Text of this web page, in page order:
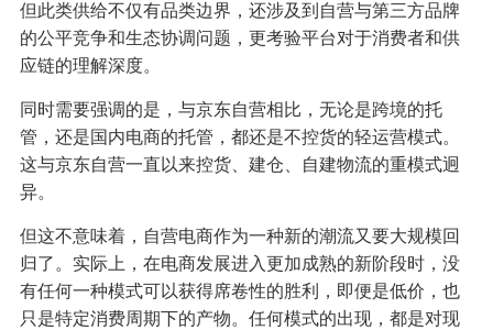
但此类供给不仅有品类边界，还涉及到自营与第三方品牌
的公平竞争和生态协调问题，更考验平台对于消费者和供
应链的理解深度。
同时需要强调的是，与京东自营相比，无论是跨境的托
管，还是国内电商的托管，都还是不控货的轻运营模式。
这与京东自营一直以来控货、建仓、自建物流的重模式迥
异。
但这不意味着，自营电商作为一种新的潮流又要大规模回
归了。实际上，在电商发展进入更加成熟的新阶段时，没
有任何一种模式可以获得席卷性的胜利，即便是低价，也
只是特定消费周期下的产物。任何模式的出现，都是对现